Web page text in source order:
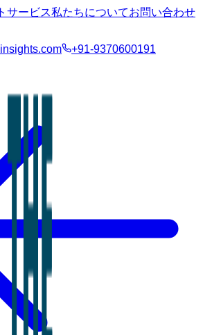
サービス私たちについてお問い合わせ
+91-9370600191